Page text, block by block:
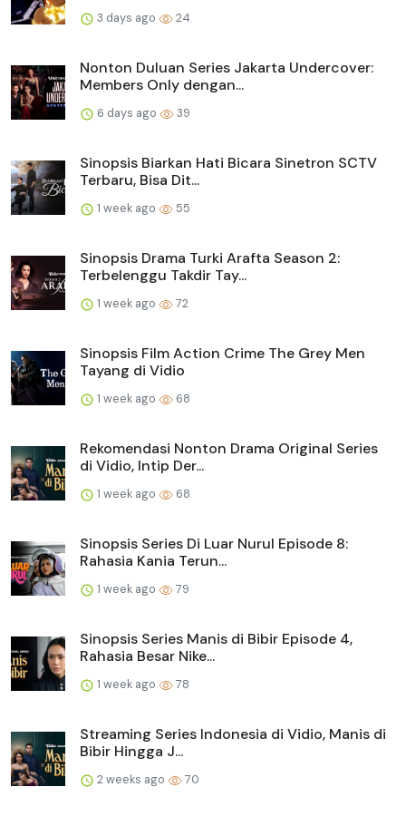
3 days ago 24
Nonton Duluan Series Jakarta Undercover:
Members Only dengan...
6 days ago 39
Sinopsis Biarkan Hati Bicara Sinetron SCTV
Terbaru, Bisa Dit...
1 week ago 55
Sinopsis Drama Turki Arafta Season 2:
Terbelenggu Takdir Tay...
1 week ago 72
Sinopsis Film Action Crime The Grey Men
Tayang di Vidio
1 week ago 68
Rekomendasi Nonton Drama Original Series
di Vidio, Intip Der...
1 week ago 68
Sinopsis Series Di Luar Nurul Episode 8:
Rahasia Kania Terun...
1 week ago 79
Sinopsis Series Manis di Bibir Episode 4,
Rahasia Besar Nike...
1 week ago 78
Streaming Series Indonesia di Vidio, Manis di
Bibir Hingga J...
2 weeks ago 70